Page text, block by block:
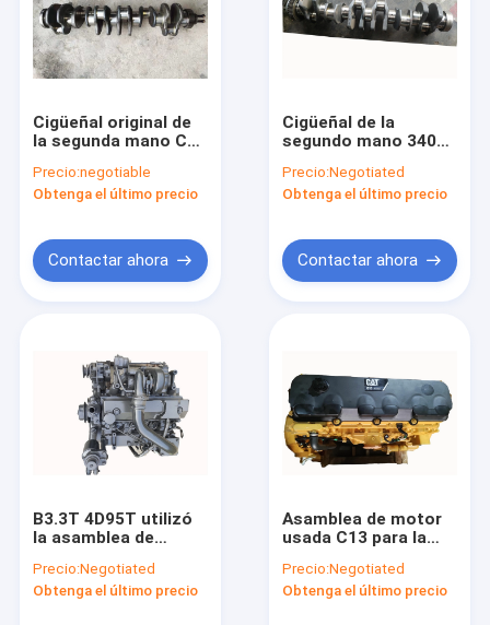
Hogar
Productos
Viaje de la fábrica
Control de calidad
Éntrenos en contacto con
Asamblea de motor usada
Bloques de motor usados
Cigüeñal de la segunda mano
Bomba usada de la inyección de carburante
Cigüeñal original de
la segunda mano C7
Diesel Engine de
E329D E325D
Precio:negotiable
Obtenga el último precio
Contactar ahora
Cigüeñal de la
segundo mano 3406
3406C 3406E 3176C
156 - 8536
Precio:Negotiated
Obtenga el último precio
Contactar ahora
B3.3T 4D95T utilizó
la asamblea de
excavador PC120 - 5
JCM908D
Precio:Negotiated
Obtenga el último precio
Asamblea de motor
usada C13 para la
agua eléctrica del
excavador E349D
Precio:Negotiated
Obtenga el último precio